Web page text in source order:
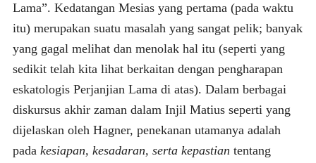
Lama”. Kedatangan Mesias yang pertama (pada waktu
itu) merupakan suatu masalah yang sangat pelik; banyak
yang gagal melihat dan menolak hal itu (seperti yang
sedikit telah kita lihat berkaitan dengan pengharapan
eskatologis Perjanjian Lama di atas). Dalam berbagai
diskursus akhir zaman dalam Injil Matius seperti yang
dijelaskan oleh Hagner, penekanan utamanya adalah
pada kesiapan, kesadaran, serta kepastian tentang